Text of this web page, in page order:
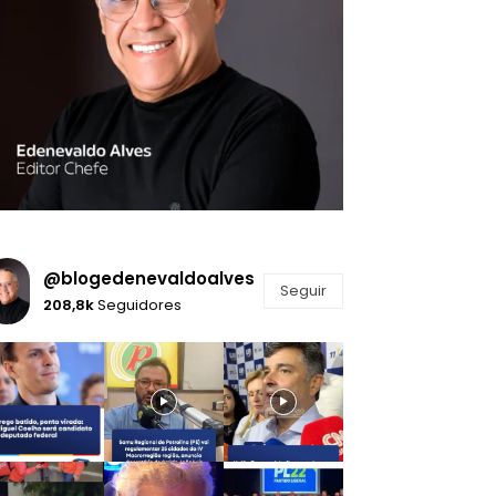
@blogedenevaldoalves
208,8kSeguidores
Seguir